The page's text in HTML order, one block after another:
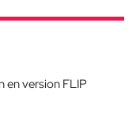
en version FLIP